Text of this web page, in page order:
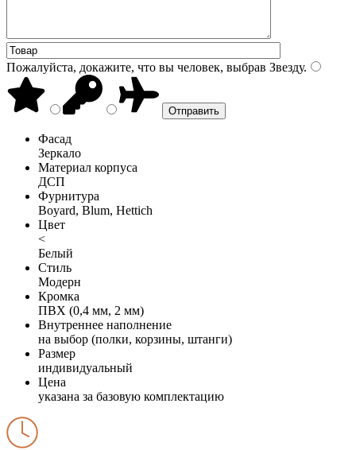
Пожалуйста, докажите, что вы человек, выбрав Звезду.
Фасад
Зеркало
Материал корпуса
ДСП
Фурнитура
Boyard, Blum, Hettich
Цвет
<
Белый
Стиль
Модерн
Кромка
ПВХ (0,4 мм, 2 мм)
Внутреннее наполнение
на выбор (полки, корзины, штанги)
Размер
индивидуальный
Цена
указана за базовую комплектацию